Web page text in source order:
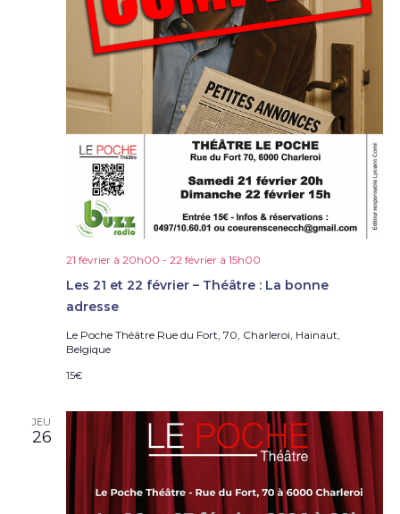
Les 21 et 22 février – Théâtre : La bonne
adresse
21 février à 20h00 - 22 février à 15h00
Le Poche Théâtre Rue du Fort, 70, Charleroi, Hainaut,
Belgique
15€
JEU
26